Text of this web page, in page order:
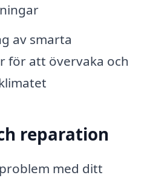
av smarta
för att övervaka och
reparation
med ditt